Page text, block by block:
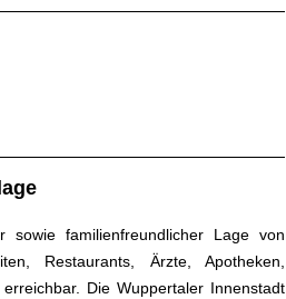
familienfreundlicher Lage von
Restaurants, Ärzte, Apotheken,
Die Wuppertaler Innenstadt